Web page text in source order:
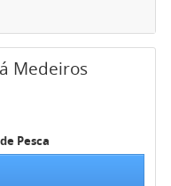
Medeiros
Pesca